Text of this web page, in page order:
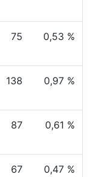
75 0,53 %
138 0,97 %
87 0,61 %
67 0,47 %